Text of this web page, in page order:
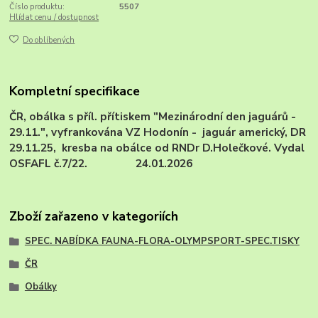
Číslo produktu:
5507
Hlídat cenu / dostupnost
Do oblíbených
Kompletní specifikace
ČR, obálka s příl. přítiskem "Mezinárodní den jaguárů -
29.11.", vyfrankována VZ Hodonín - jaguár americký, DR
29.11.25, kresba na obálce od RNDr D.Holečkové. Vydal
OSFAFL č.7/22. 24.01.2026
Zboží zařazeno v kategoriích
SPEC. NABÍDKA FAUNA-FLORA-OLYMPSPORT-SPEC.TISKY
ČR
Obálky